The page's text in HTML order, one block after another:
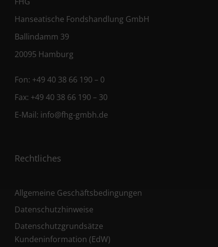
Hanseatische Fondshandlung GmbH
Ballindamm 39
20095 Hamburg
Fon: +49 40 38 66 190 – 0
Fax: +49 40 38 66 190 – 30
E-Mail: info@fhg-gmbh.de
Rechtliches
Allgemeine Geschäftsbedingungen
Datenschutzhinweise
Datenschutzgrundsätze
Kundeninformation (EdW)